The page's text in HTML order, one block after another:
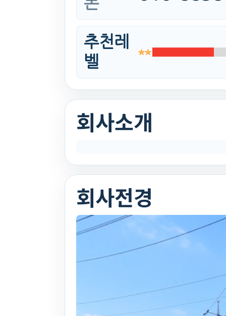
추천레
벨
회사소개
회사전경